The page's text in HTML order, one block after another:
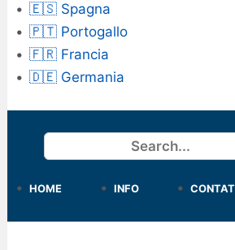
🇪🇸 Spagna
🇵🇹 Portogallo
🇫🇷 Francia
🇩🇪 Germania
Cerca
HOME INFO